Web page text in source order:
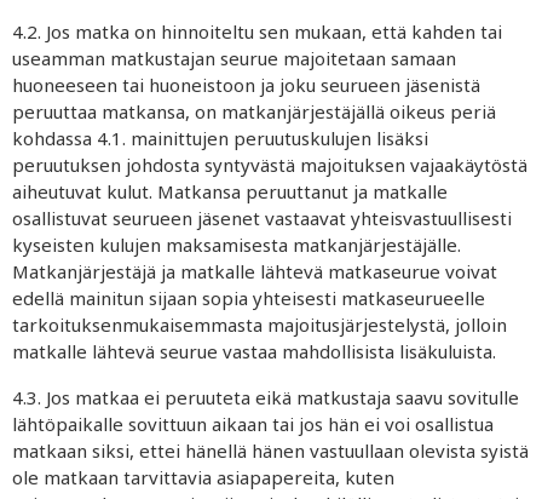
4.2. Jos matka on hinnoiteltu sen mukaan, että kahden tai
useamman matkustajan seurue majoitetaan samaan
huoneeseen tai huoneistoon ja joku seurueen jäsenistä
peruuttaa matkansa, on matkanjärjestäjällä oikeus periä
kohdassa 4.1. mainittujen peruutuskulujen lisäksi
peruutuksen johdosta syntyvästä majoituksen vajaakäytöstä
aiheutuvat kulut. Matkansa peruuttanut ja matkalle
osallistuvat seurueen jäsenet vastaavat yhteisvastuullisesti
kyseisten kulujen maksamisesta matkanjärjestäjälle.
Matkanjärjestäjä ja matkalle lähtevä matkaseurue voivat
edellä mainitun sijaan sopia yhteisesti matkaseurueelle
tarkoituksenmukaisemmasta majoitusjärjestelystä, jolloin
matkalle lähtevä seurue vastaa mahdollisista lisäkuluista.
4.3. Jos matkaa ei peruuteta eikä matkustaja saavu sovitulle
lähtöpaikalle sovittuun aikaan tai jos hän ei voi osallistua
matkaan siksi, ettei hänellä hänen vastuullaan olevista syistä
ole matkaan tarvittavia asiapapereita, kuten